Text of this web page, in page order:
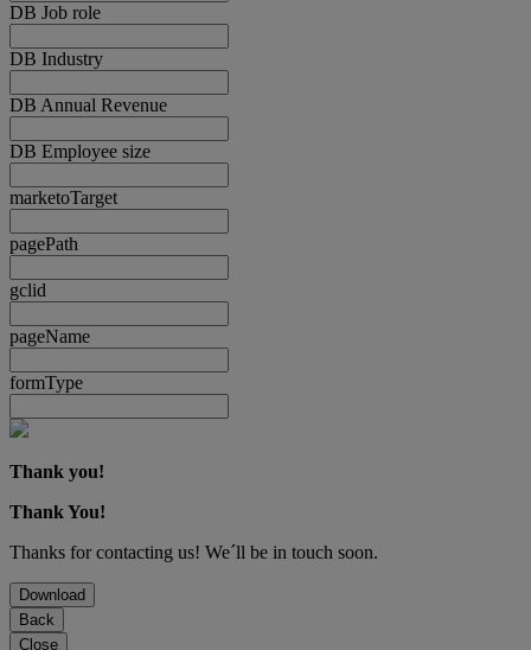
DB Job role
DB Industry
DB Annual Revenue
DB Employee size
marketoTarget
pagePath
gclid
pageName
formType
Thank you!
Thank You!
Thanks for contacting us! We´ll be in touch soon.
Download
Back
Close